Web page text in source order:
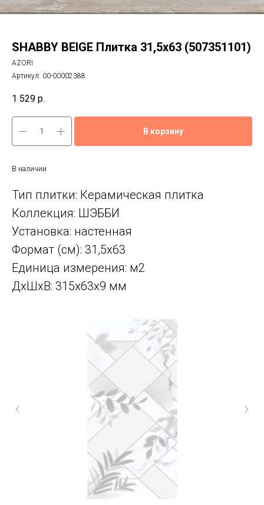
SHABBY BEIGE Плитка 31,5x63 (507351101)
AZORI
Артикул: 00-00002388
1 529 р.
В корзину
В наличии
Тип плитки: Керамическая плитка
Коллекция: ШЭББИ
Установка: настенная
Формат (см): 31,5x63
Единица измерения: м2
ДxШxВ: 315x63x9 мм